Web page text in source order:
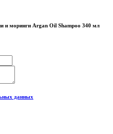
и моринги Argan Oil Shampoo 340 мл
данных